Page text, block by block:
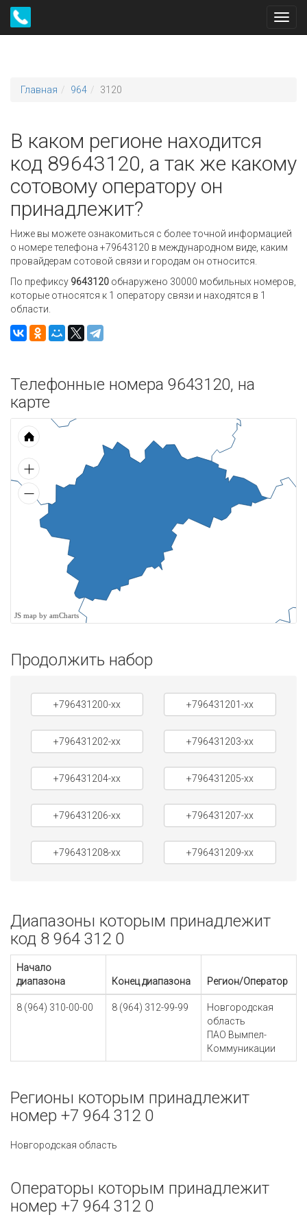
Главная 964 3120
В каком регионе находится
код 89643120, а так же какому
сотовому оператору он
принадлежит?
Ниже вы можете ознакомиться с более точной информацией
о номере телефона +79643120 в международном виде, каким
провайдерам сотовой связи и городам он относится.
По префиксу 9643120 обнаружено 30000 мобильных номеров,
которые относятся к 1 оператору связи и находятся в 1
области.
Телефонные номера 9643120, на
карте
JS map by amCharts
Продолжить набор
+796431200-xx +796431201-xx
+796431202-xx +796431203-xx
+796431204-xx +796431205-xx
+796431206-xx +796431207-xx
+796431208-xx +796431209-xx
Диапазоны которым принадлежит
код 8 964 312 0
Начало
диапазона
Конец диапазона Регион/Оператор
8 (964) 310-00-00 8 (964) 312-99-99
Новгородская
область
ПАО Вымпел-
Коммуникации
Регионы которым принадлежит
номер +7 964 312 0
Новгородская область
Операторы которым принадлежит
номер +7 964 312 0